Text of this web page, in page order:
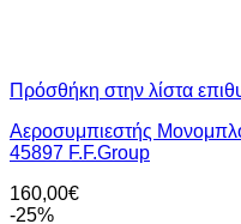
Πρόσθήκη στην λίστα
Αεροσυμπιεστής
45897 F.F.Group
160,00€
-25%